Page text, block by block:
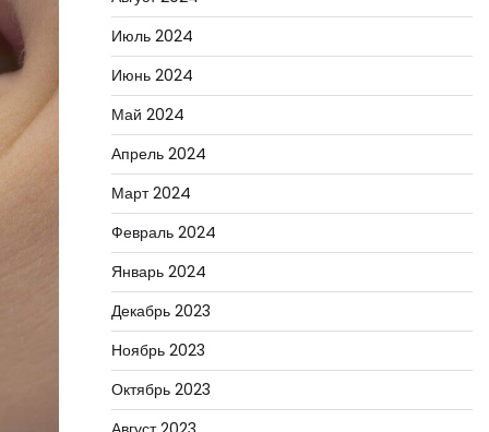
Июль 2024
Июнь 2024
Май 2024
Апрель 2024
Март 2024
Февраль 2024
Январь 2024
Декабрь 2023
Ноябрь 2023
Октябрь 2023